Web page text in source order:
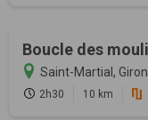
Boucle des
Saint-Martial,
2h30 10 km